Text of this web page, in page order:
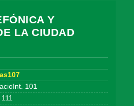
Y
LA CIUDAD
101